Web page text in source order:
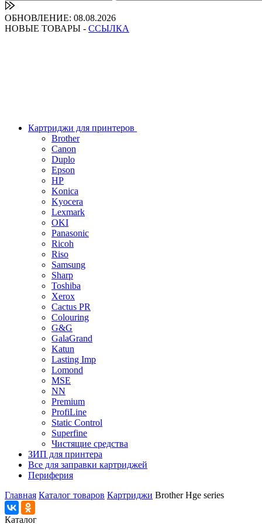
ОБНОВЛЕНИЕ: 08.08.2026
НОВЫЕ ТОВАРЫ - ССЫЛКА
Картриджи для принтеров
Brother
Canon
Duplo
Epson
HP
Konica
Kyocera
Lexmark
OKI
Panasonic
Ricoh
Riso
Samsung
Sharp
Toshiba
Xerox
Cactus PR
Colouring
G&G
GalaGrand
Katun
Lasting Imp
Lomond
MSE
NN
Premium
ProfiLine
Static Control
Superfine
Чистящие средства
ЗИП для принтера
Все для заправки картриджей
Периферия
Главная Каталог товаров Картриджи Brother Hge series
Каталог